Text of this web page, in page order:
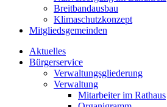
Breitbandausbau
Klimaschutzkonzept
Mitgliedsgemeinden
Aktuelles
Bürgerservice
Verwaltungsgliederung
Verwaltung
Mitarbeiter im Rathaus